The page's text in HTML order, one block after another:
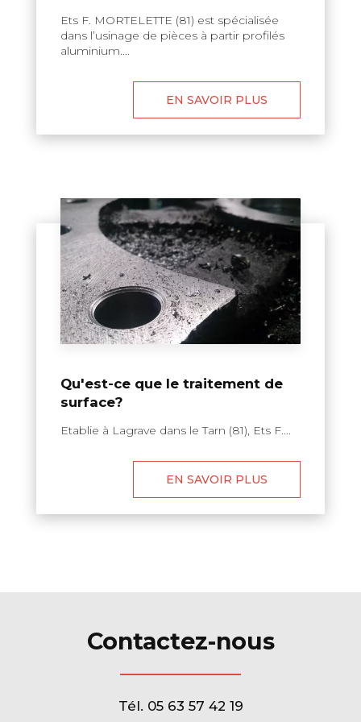
Ets F. MORTELETTE (81) est spécialisée
dans l’usinage de pièces à partir profilés
aluminium....
EN SAVOIR PLUS
Qu'est-ce que le traitement de
surface?
Etablie à Lagrave dans le Tarn (81), Ets F....
EN SAVOIR PLUS
Contactez-nous
Tél. 05 63 57 42 19